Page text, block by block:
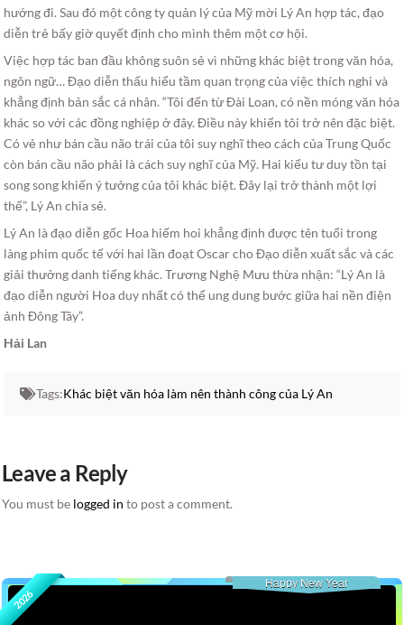
hướng đi. Sau đó một công ty quản lý của Mỹ mời Lý An hợp tác, đạo
diễn trẻ bấy giờ quyết định cho mình thêm một cơ hội.
Việc hợp tác ban đầu không suôn sẻ vì những khác biệt trong văn hóa,
ngôn ngữ… Đạo diễn thấu hiểu tầm quan trọng của việc thích nghi và
khẳng định bản sắc cá nhân. “Tôi đến từ Đài Loan, có nền móng văn hóa
khác so với các đồng nghiệp ở đây. Điều này khiến tôi trở nên đặc biệt.
Có vẻ như bán cầu não trái của tôi suy nghĩ theo cách của Trung Quốc
còn bán cầu não phải là cách suy nghĩ của Mỹ. Hai kiểu tư duy tồn tại
song song khiến ý tưởng của tôi khác biệt. Đây lại trở thành một lợi
thế”, Lý An chia sẻ.
Lý An là đạo diễn gốc Hoa hiếm hoi khẳng định được tên tuổi trong
làng phim quốc tế với hai lần đoạt Oscar cho Đạo diễn xuất sắc và các
giải thưởng danh tiếng khác. Trương Nghệ Mưu thừa nhận: “Lý An là
đạo diễn người Hoa duy nhất có thể ung dung bước giữa hai nền điện
ảnh Đông Tây”.
Hải Lan
Tags:Khác biệt văn hóa làm nên thành công của Lý An
Leave a Reply
You must be logged in to post a comment.
2026
Happy New Year